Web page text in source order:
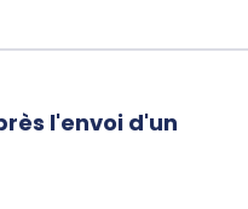
l'envoi d'un